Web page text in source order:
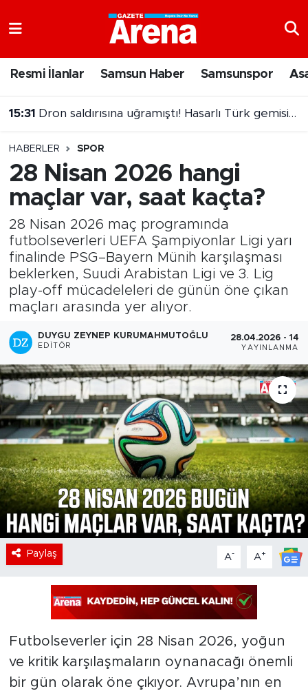
Resmi İlanlar Samsun Haber Samsunspor
15:31 Dron saldırısına uğramıştı! Hasarlı Türk gemisi Samsun'a getirildi
15:14 Fenerbahçe'den sürpriz kaleci hamlesi
HABERLER SPOR
28 Nisan 2026 hangi
maçlar var, saat kaçta?
28 Nisan 2026 maç programında
futbolseverleri UEFA Şampiyonlar Ligi yarı
finalinde PSG–Bayern Münih karşılaşması
beklerken, Suudi Arabistan Ligi ve 3. Lig
play-off mücadeleleri de günün öne çıkan
maçları arasında yer alıyor.
DUYGU ZEYNEP KURUMAHMUTOĞLU
EDITÖR
28.04.2026 -
YAYINLANMA
Paylaş A- A+
Futbolseverler için 28 Nisan 2026, yoğun
ve kritik karşılaşmaların oynanacağı önemli
bir gün olarak öne çıkıyor. Avrupa’nın en
Samsun Namaz Vakitleri
Süper Lig Puan Durumu ve Fikstür
Tüm Manşetler
Son Dakika Haberleri
Haber Arşivi